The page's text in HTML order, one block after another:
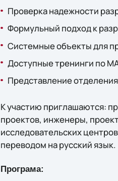
Проверка надежности
Формульный подход к
Системные объекты для
Доступные тренинги по
Представление
К участию приглашаются:
проектов, инженеры,
исследовательских
переводом на русский язык.
Програма: